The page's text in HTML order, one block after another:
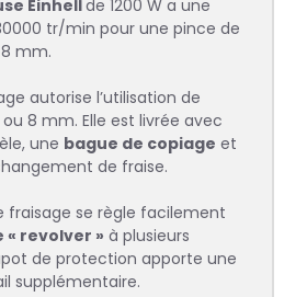
Einhellde 1200 W a une
tr/min pour une pince de
mm.
autorise l’utilisation de
8 mm. Elle est livrée avec
une bague de copiage et
de fraise.
fraisage se règle facilement
« revolver » à plusieurs
de protection apporte une
supplémentaire.